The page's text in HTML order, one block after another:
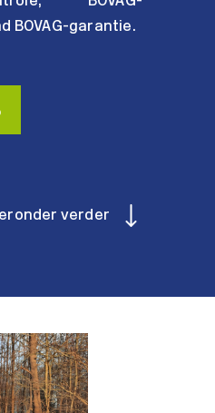
BOVAG-garantie.
verder